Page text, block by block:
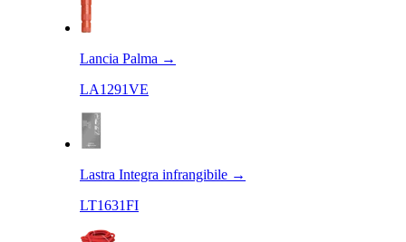
Lancia Palma →
LA1291VE
Lastra Integra infrangibile →
LT1631FI